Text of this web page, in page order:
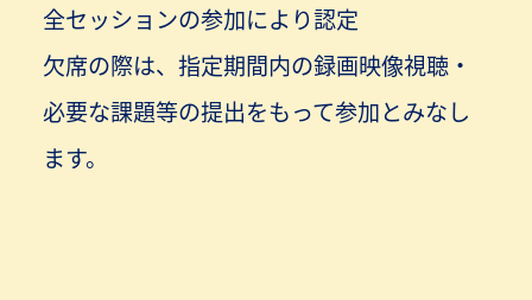
全セッションの参加により認定
欠席の際は、指定期間内の録画映像視聴・
必要な課題等の提出をもって参加とみなし
ます。